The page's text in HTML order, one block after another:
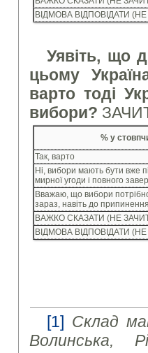
ВІДМОВА ВІДПОВІДАТИ
Уявіть, що
цьому
варто тоді
вибори?
% у
Так, варто
Ні, вибори мають бути вже
мирної угоди і повного
Вважаю, що вибори
зараз, навіть до
ВАЖКО СКАЗАТИ (НЕ
ВІДМОВА ВІДПОВІДАТИ
[1] Склад
Волинська,